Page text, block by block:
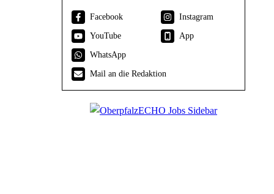
Facebook
Instagram
YouTube
App
WhatsApp
Mail an die Redaktion